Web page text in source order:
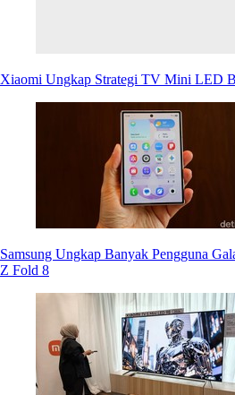
Xiaomi Ungkap Strategi TV Mini LED
Samsung Ungkap Banyak Pengguna
Z Fold 8